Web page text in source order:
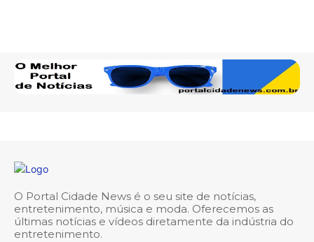
O Portal Cidade News é o seu site de notícias,
entretenimento, música e moda. Oferecemos as
últimas notícias e vídeos diretamente da indústria do
entretenimento.